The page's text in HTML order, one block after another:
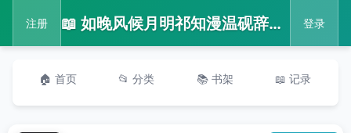
注册 📖 如晚风候月明祁知漫温砚辞全章节阅读听书_祁知漫温砚辞如晚风候月明最新章节在线阅读有声小说 登录
🏠 首页 📂 分类 📚 书架 📖 记录